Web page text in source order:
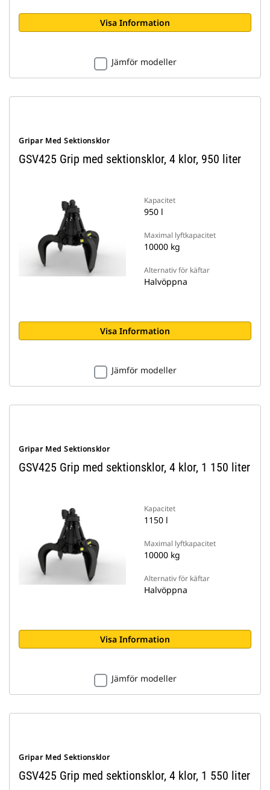
Visa Information
Jämför modeller
Gripar Med Sektionsklor
GSV425 Grip med sektionsklor, 4 klor, 950 liter
Kapacitet
950 l
Maximal lyftkapacitet
10000 kg
Alternativ för käftar
Halvöppna
Visa Information
Jämför modeller
Gripar Med Sektionsklor
GSV425 Grip med sektionsklor, 4 klor, 1 150 liter
Kapacitet
1150 l
Maximal lyftkapacitet
10000 kg
Alternativ för käftar
Halvöppna
Visa Information
Jämför modeller
Gripar Med Sektionsklor
GSV425 Grip med sektionsklor, 4 klor, 1 550 liter